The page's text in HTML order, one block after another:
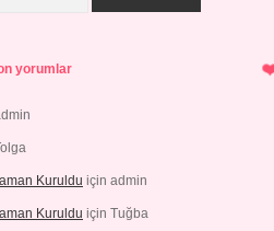
yorumlar
Kuruldu için admin
Kuruldu için Tuğba